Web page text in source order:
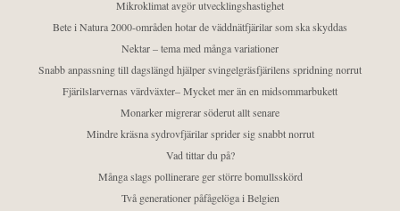
Mikroklimat avgör utvecklingshastighet
Bete i Natura 2000-områden hotar de väddnätfjärilar som ska skyddas
Nektar – tema med många variationer
Snabb anpassning till dagslängd hjälper svingelgräsfjärilens spridning norrut
Fjärilslarvernas värdväxter– Mycket mer än en midsommarbukett
Monarker migrerar söderut allt senare
Mindre kräsna sydrovfjärilar sprider sig snabbt norrut
Vad tittar du på?
Många slags pollinerare ger större bomullsskörd
Två generationer påfågelöga i Belgien